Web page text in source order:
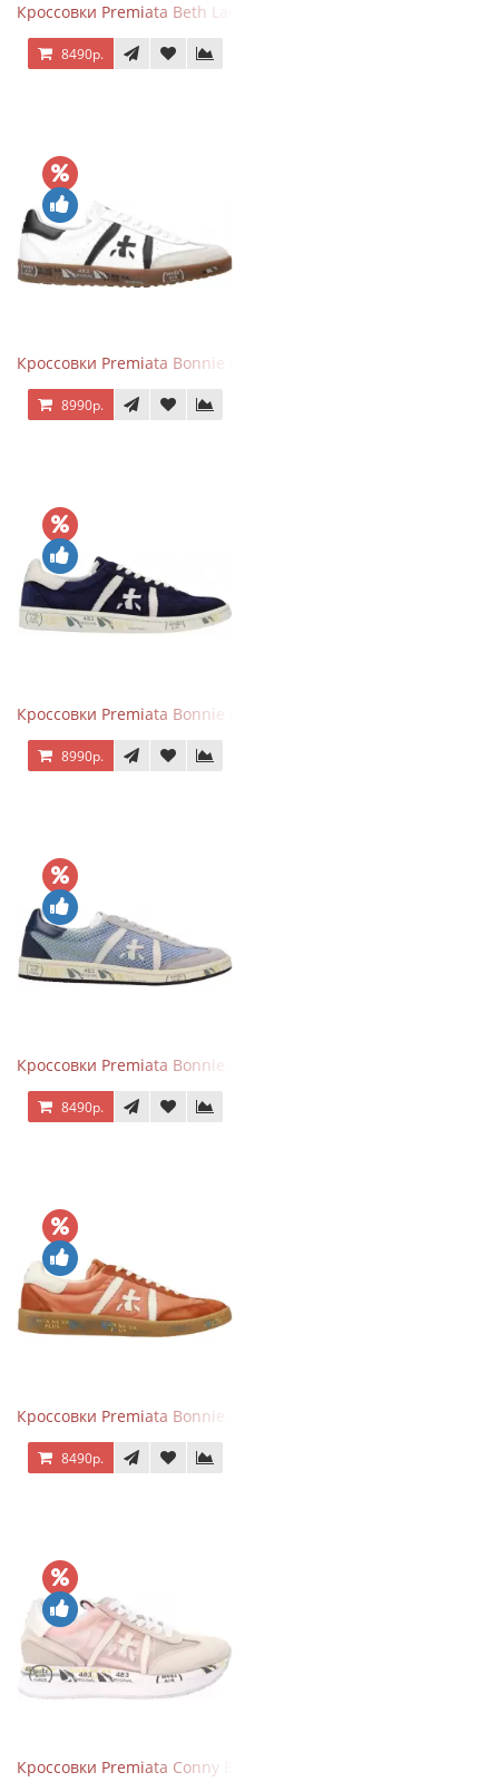
Кроссовки Premiata Beth Lace Light Pink Sand
8490р.
Кроссовки Premiata Bonnie Black White
8990р.
Кроссовки Premiata Bonnie Blue
8990р.
Кроссовки Premiata Bonnie серо-голубые
8490р.
Кроссовки Premiata Bonnie Brick Orange
8490р.
Кроссовки Premiata Conny Beige Pink